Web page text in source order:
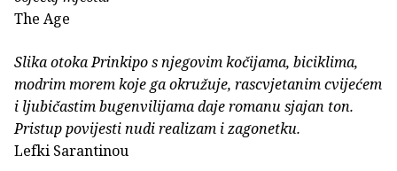
The Age
Slika otoka Prinkipo s njegovim kočijama, biciklima,
modrim morem koje ga okružuje, rascvjetanim cvijećem
i ljubičastim bugenvilijama daje romanu sjajan ton.
Pristup povijesti nudi realizam i zagonetku.
Lefki Sarantinou